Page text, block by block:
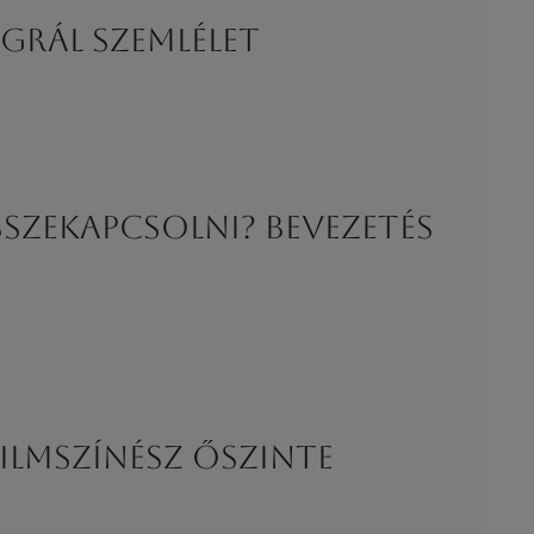
szemlélet
Bevezetés
őszinte